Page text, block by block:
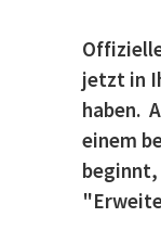
jetzt in
haben.
einem